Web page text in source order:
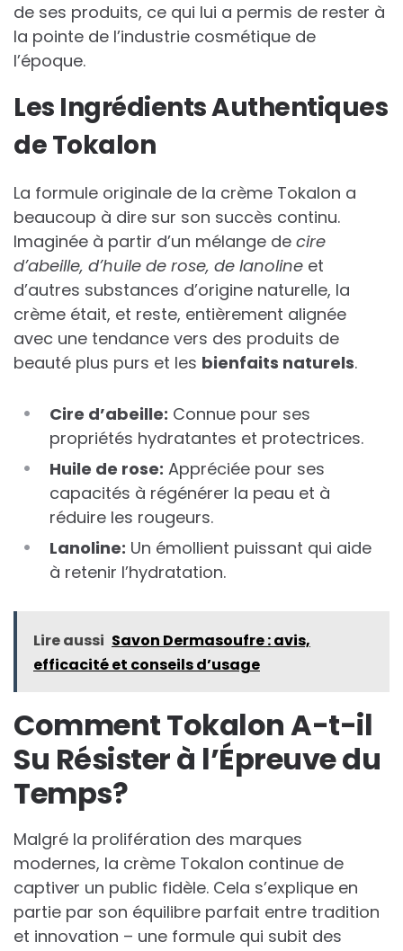
de ses produits, ce qui lui a permis de rester à
la pointe de l’industrie cosmétique de
l’époque.
Les Ingrédients Authentiques
de Tokalon
La formule originale de la crème Tokalon a
beaucoup à dire sur son succès continu.
Imaginée à partir d’un mélange de cire
d’abeille, d’huile de rose, de lanoline et
d’autres substances d’origine naturelle, la
crème était, et reste, entièrement alignée
avec une tendance vers des produits de
beauté plus purs et les bienfaits naturels.
Cire d’abeille: Connue pour ses
propriétés hydratantes et protectrices.
Huile de rose: Appréciée pour ses
capacités à régénérer la peau et à
réduire les rougeurs.
Lanoline: Un émollient puissant qui aide
à retenir l’hydratation.
Lire aussi Savon Dermasoufre : avis,
efficacité et conseils d’usage
Comment Tokalon A-t-il
Su Résister à l’Épreuve du
Temps?
Malgré la prolifération des marques
modernes, la crème Tokalon continue de
captiver un public fidèle. Cela s’explique en
partie par son équilibre parfait entre tradition
et innovation – une formule qui subit des